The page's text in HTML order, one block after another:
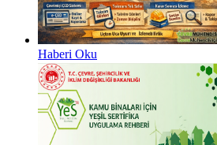
Haberi Oku